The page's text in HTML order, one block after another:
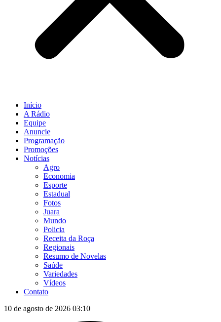
Início
A Rádio
Equipe
Anuncie
Programação
Promoções
Notícias
Agro
Economia
Esporte
Estadual
Fotos
Juara
Mundo
Policia
Receita da Roça
Regionais
Resumo de Novelas
Saúde
Variedades
Vídeos
Contato
10 de agosto de 2026 03:10